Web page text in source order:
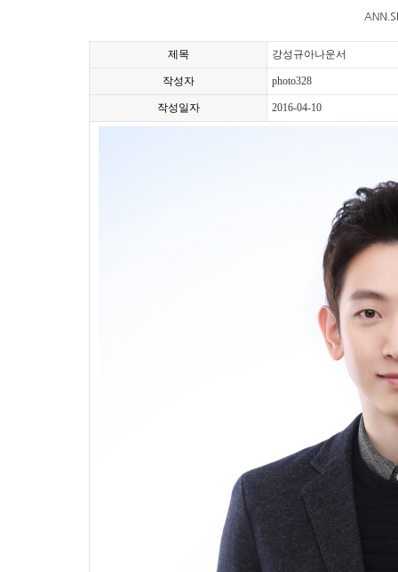
제목 강성규아나운서
작성자 photo328
작성일자 2016-04-10